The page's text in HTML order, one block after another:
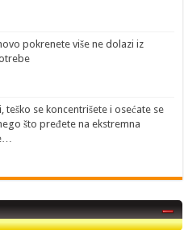
pokrenete više ne dolazi iz
teško se koncentrišete i osećate se
što pređete na ekstremna